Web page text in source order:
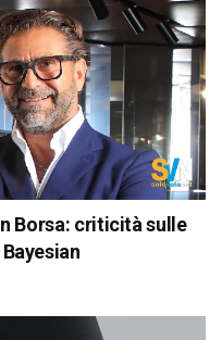
Borsa: criticità sulle